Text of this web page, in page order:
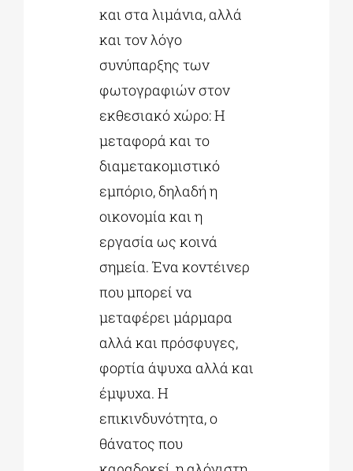
και στα λιμάνια, αλλά
και τον λόγο
συνύπαρξης των
φωτογραφιών στον
εκθεσιακό χώρο: Η
μεταφορά και το
διαμετακομιστικό
εμπόριο, δηλαδή η
οικονομία και η
εργασία ως κοινά
σημεία. Ένα κοντέινερ
που μπορεί να
μεταφέρει μάρμαρα
αλλά και πρόσφυγες,
φορτία άψυχα αλλά και
έμψυχα. Η
επικινδυνότητα, ο
θάνατος που